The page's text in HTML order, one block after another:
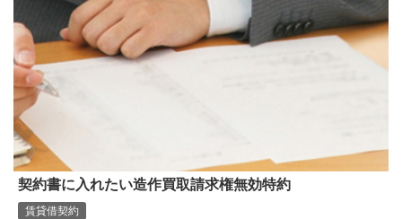
契約書に入れたい造作買取請求権無効特約
賃貸借契約